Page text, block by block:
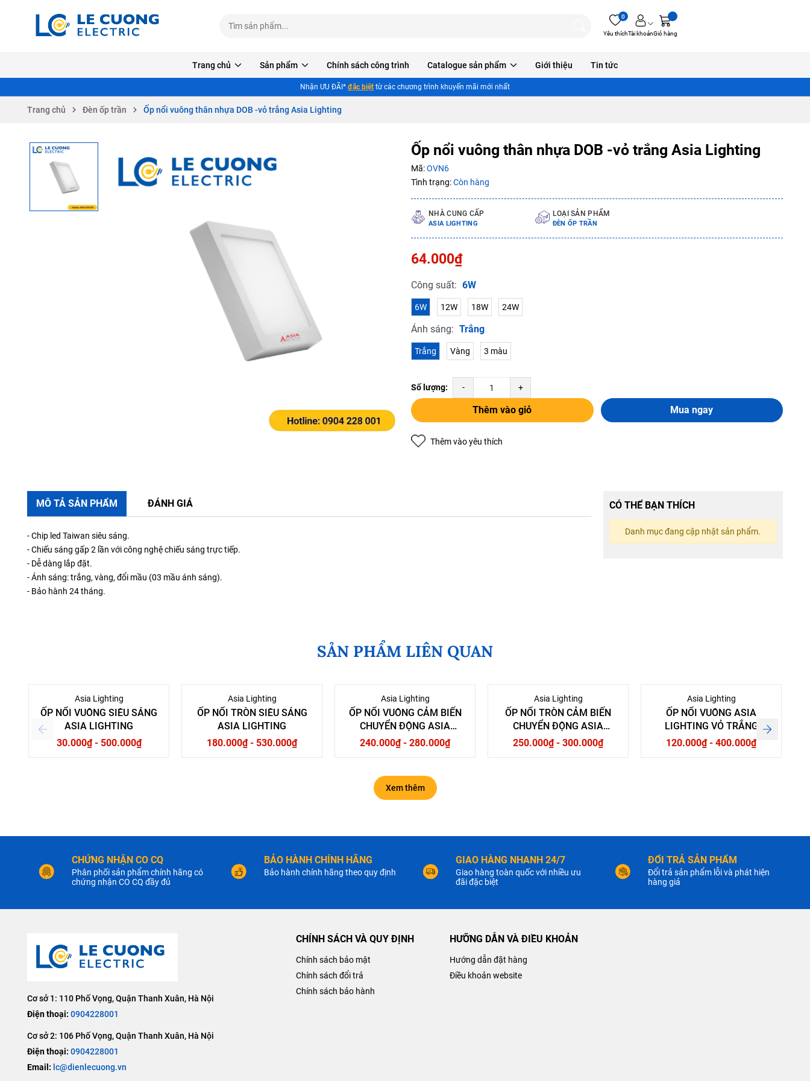
0
Yêu thíchTài khoảnGiỏ hàng
Trang chủ Sản phẩm Chính sách công trình Catalogue sản phẩm Giới thiệu Tin tức
Nhận ƯU ĐÃI* đặc biệt từ các chương trình khuyến mãi mới nhất
Trang chủ Đèn ốp trần Ốp nổi vuông thân nhựa DOB -vỏ trắng Asia Lighting
Ốp nổi vuông thân nhựa DOB -vỏ trắng Asia Lighting
Mã:OVN6
Tình trạng:Còn hàng
NHÀ CUNG CẤP
ASIA LIGHTING
LOẠI SẢN PHẨM
ĐÈN ỐP TRẦN
64.000₫
Công suất: 6W
6W 12W 18W 24W
Ánh sáng: Trắng
Trắng Vàng 3 màu
Số lượng: - +
Thêm vào giỏ Mua ngay
Thêm vào yêu thích
Ngày hết hạn:
Điều kiện:
Copy mã và nhập mã ở trang
CÓ THỂ BẠN THÍCH
Danh mục đang cập nhật sản phẩm.
MÔ TẢ SẢN PHẨM ĐÁNH GIÁ
- Chip led Taiwan siêu sáng.
- Chiếu sáng gấp 2 lần với công nghệ chiếu sáng trực tiếp.
- Dễ dàng lắp đặt.
- Ánh sáng: trắng, vàng, đổi mầu (03 mầu ánh sáng).
- Bảo hành 24 tháng.
SẢN PHẨM LIÊN QUAN
Asia Lighting
ỐP NỔI VUÔNG SIÊU SÁNG
ASIA LIGHTING
30.000₫ - 500.000₫
Asia Lighting
ỐP NỔI TRÒN SIÊU SÁNG
ASIA LIGHTING
180.000₫ - 530.000₫
Asia Lighting
ỐP NỔI VUÔNG CẢM BIẾN
CHUYỂN ĐỘNG ASIA
LIGHTING
240.000₫ - 280.000₫
Asia Lighting
ỐP NỔI TRÒN CẢM BIẾN
CHUYỂN ĐỘNG ASIA
LIGHTING
250.000₫ - 300.000₫
Asia Lighting
ỐP NỔI VUÔNG ASIA
LIGHTING VỎ TRẮNG
120.000₫ - 400.000₫
Xem thêm
CHỨNG NHẬN CO CQ
Phân phối sản phẩm chính hãng có
chứng nhận CO CQ đầy đủ
BẢO HÀNH CHÍNH HÃNG
Bảo hành chính hãng theo quy định
GIAO HÀNG NHANH 24/7
Giao hàng toàn quốc với nhiều ưu
đãi đặc biệt
ĐỔI TRẢ SẢN PHẨM
Đổi trả sản phẩm lỗi và phát hiện
hàng giả
Cơ sở 1: 110 Phố Vọng, Quận Thanh Xuân, Hà Nội
Điện thoại: 0904228001
Cơ sở 2: 106 Phố Vọng, Quận Thanh Xuân, Hà Nội
Điện thoại: 0904228001
Email: lc@dienlecuong.vn
CHÍNH SÁCH VÀ QUY ĐỊNH
Chính sách bảo mật
Chính sách đổi trả
Chính sách bảo hành
HƯỠNG DẪN VÀ ĐIỀU KHOẢN
Hướng dẫn đặt hàng
Điều khoản website